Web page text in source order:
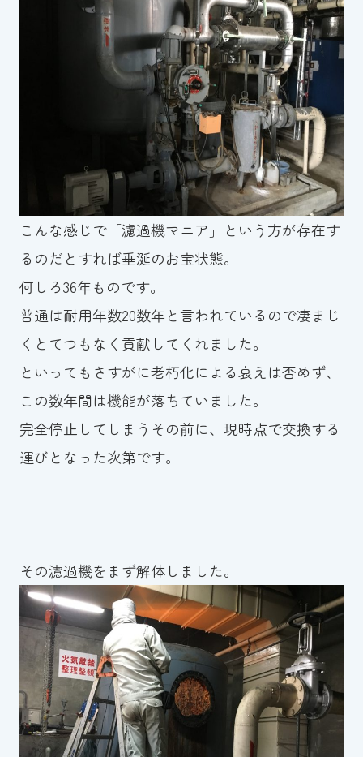
こんな感じで「濾過機マニア」という方が存在す
るのだとすれば垂涎のお宝状態。
何しろ36年ものです。
普通は耐用年数20数年と言われているので凄まじ
くとてつもなく貢献してくれました。
といってもさすがに老朽化による衰えは否めず、
この数年間は機能が落ちていました。
完全停止してしまうその前に、現時点で交換する
運びとなった次第です。
その濾過機をまず解体しました。